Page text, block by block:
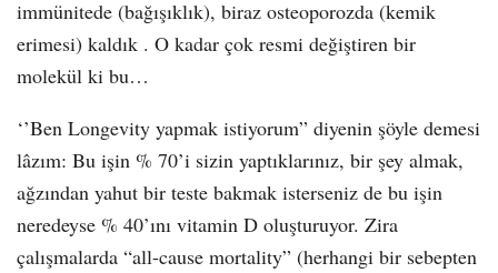
immünitede (bağışıklık), biraz osteoporozda (kemik
erimesi) kaldık . O kadar çok resmi değiştiren bir
molekül ki bu…
‘’Ben Longevity yapmak istiyorum” diyenin şöyle demesi
lâzım: Bu işin % 70’i sizin yaptıklarınız, bir şey almak,
ağzından yahut bir teste bakmak isterseniz de bu işin
neredeyse % 40’ını vitamin D oluşturuyor. Zira
çalışmalarda “all-cause mortality” (herhangi bir sebepten